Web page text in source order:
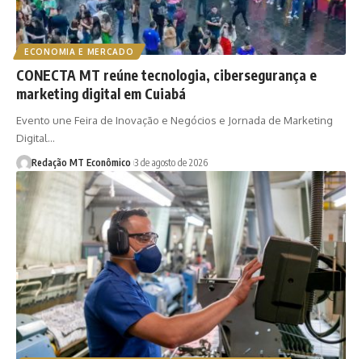
ECONOMIA E MERCADO
CONECTA MT reúne tecnologia, cibersegurança e
marketing digital em Cuiabá
Evento une Feira de Inovação e Negócios e Jornada de Marketing
Digital…
Redação MT Econômico 3 de agosto de 2026